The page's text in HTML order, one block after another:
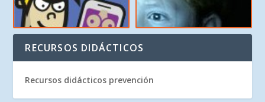
RECURSOS DIDÁCTICOS
Recursos didácticos prevención